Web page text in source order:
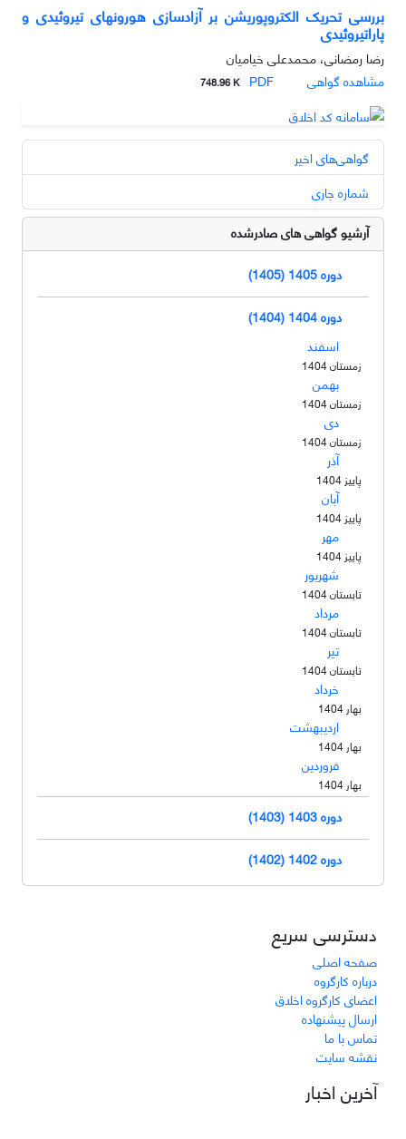
بررسی تحریک الکتروپوریشن بر آزادسازی هورونهای تیروئیدی و
پاراتیروئیدی
رضا رمضانی، محمدعلی خیامیان
مشاهده گواهی
PDF
748.96 K
گواهی‌های اخیر
شماره جاری
آرشیو گواهی های صادرشده
دوره 1405 (1405)
دوره 1404 (1404)
اسفند
زمستان 1404
بهمن
زمستان 1404
دی
زمستان 1404
آذر
پاییز 1404
آبان
پاییز 1404
مهر
پاییز 1404
شهریور
تابستان 1404
مرداد
تابستان 1404
تیر
تابستان 1404
خرداد
بهار 1404
اردیبهشت
بهار 1404
فروردین
بهار 1404
دوره 1403 (1403)
دوره 1402 (1402)
دسترسی سریع
صفحه اصلی
درباره کارگروه
اعضای کارگروه اخلاق
ارسال پیشنهاده
تماس با ما
نقشه سایت
آخرین اخبار